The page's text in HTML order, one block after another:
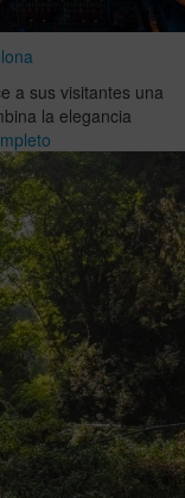
a sus visitantes una
la elegancia